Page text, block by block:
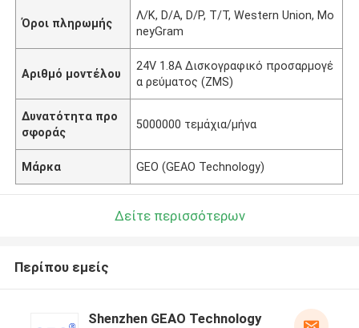
Όροι πληρωμής
Λ/Κ, D/A, D/P, T/T, Western Union, Mo
neyGram
Αριθμό μοντέλου
24V 1.8A Δισκογραφικό προσαρμογέ
α ρεύματος (ZMS)
Δυνατότητα προ
σφοράς
5000000 τεμάχια/μήνα
Μάρκα GEO (GEAO Technology)
Δείτε περισσότερων
Περίπου εμείς
Shenzhen GEAO Technology